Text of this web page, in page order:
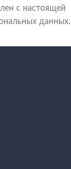
с настоящей
данных.